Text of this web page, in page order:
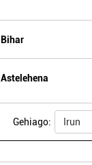
Bihar
Astelehena
Gehiago: Irun